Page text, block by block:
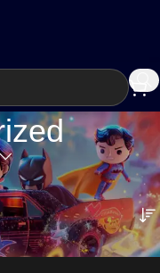
1-24 arası gösteriliyor